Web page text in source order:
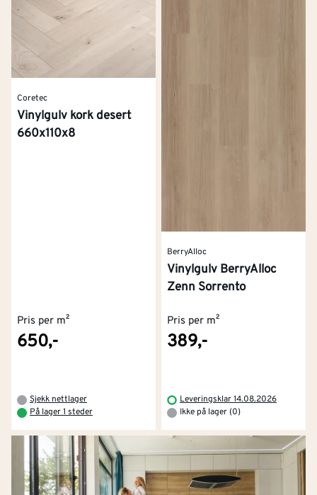
Coretec
Vinylgulv kork desert
660x110x8
Pris per m²
650,-
Sjekk nettlager
På lager 1 steder
BerryAlloc
Vinylgulv BerryAlloc
Zenn Sorrento
Pris per m²
389,-
Leveringsklar 14.08.2026
Ikke på lager (0)